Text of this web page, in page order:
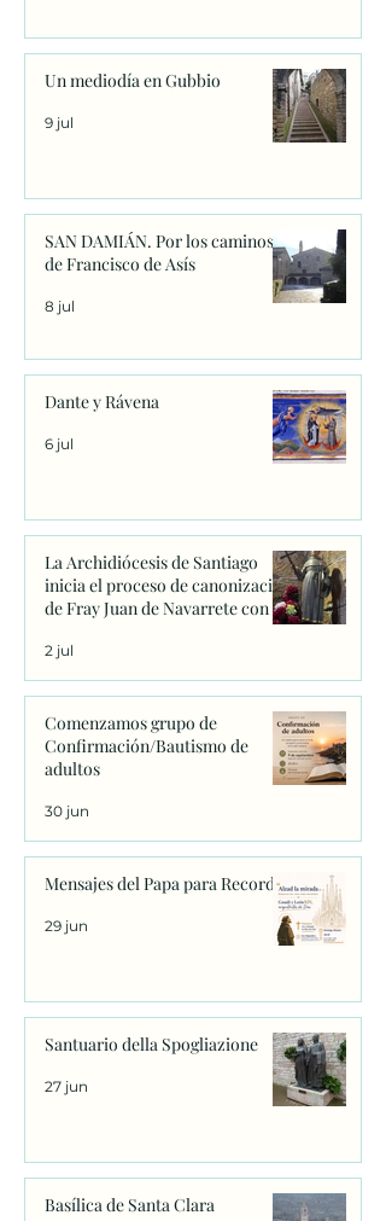
Un mediodía en Gubbio
9 jul
SAN DAMIÁN. Por los caminos
de Francisco de Asís
8 jul
Dante y Rávena
6 jul
La Archidiócesis de Santiago
inicia el proceso de canonización
de Fray Juan de Navarrete con la
firma de los primeros decretos
en Sanxenxo
2 jul
Comenzamos grupo de
Confirmación/Bautismo de
adultos
30 jun
Mensajes del Papa para Recordar
29 jun
Santuario della Spogliazione
27 jun
Basílica de Santa Clara